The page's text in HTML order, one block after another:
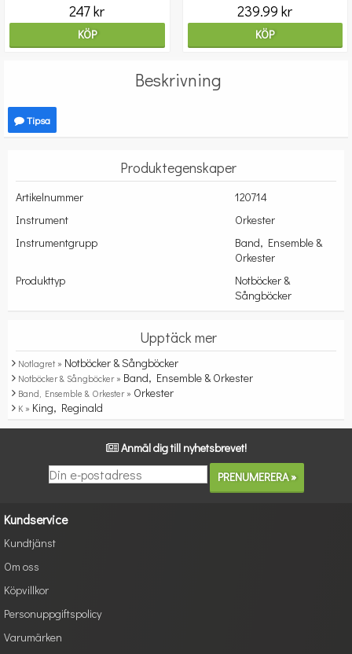
247 kr
KÖP
239.99 kr
KÖP
Beskrivning
Tipsa
Produktegenskaper
Artikelnummer
120714
Instrument
Orkester
Instrumentgrupp
Band, Ensemble &
Orkester
Produkttyp
Notböcker &
Sångböcker
Upptäck mer
Notlagret » Notböcker & Sångböcker
Notböcker & Sångböcker » Band, Ensemble & Orkester
Band, Ensemble & Orkester » Orkester
K » King, Reginald
Anmäl dig till nyhetsbrevet!
Kundservice
Kundtjänst
Om oss
Köpvillkor
Personuppgiftspolicy
Varumärken